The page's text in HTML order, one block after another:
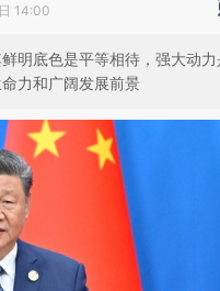
14:00
明底色是平等相待，强大动
力和广阔发展前景